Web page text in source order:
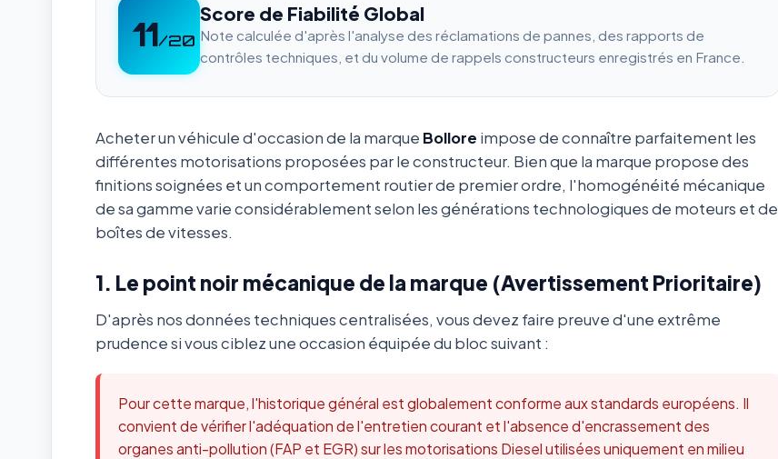
11/20
Score de Fiabilité Global
Note calculée d'après l'analyse des réclamations de pannes, des rapports de
contrôles techniques, et du volume de rappels constructeurs enregistrés en France.
Acheter un véhicule d'occasion de la marque Bollore impose de connaître parfaitement les
différentes motorisations proposées par le constructeur. Bien que la marque propose des
finitions soignées et un comportement routier de premier ordre, l'homogénéité mécanique
de sa gamme varie considérablement selon les générations technologiques de moteurs et de
boîtes de vitesses.
1. Le point noir mécanique de la marque (Avertissement Prioritaire)
D'après nos données techniques centralisées, vous devez faire preuve d'une extrême
prudence si vous ciblez une occasion équipée du bloc suivant :
Pour cette marque, l'historique général est globalement conforme aux standards européens. Il
convient de vérifier l'adéquation de l'entretien courant et l'absence d'encrassement des
organes anti-pollution (FAP et EGR) sur les motorisations Diesel utilisées uniquement en milieu